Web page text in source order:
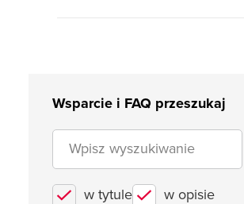
Wsparcie i FAQ przeszukaj
w tytule w opisie